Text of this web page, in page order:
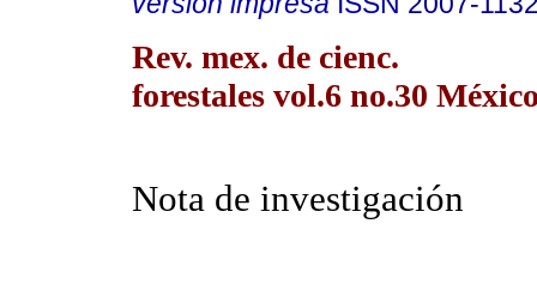
Rev. mex. de cienc.
forestales vol.6 no.30
Nota de investigación